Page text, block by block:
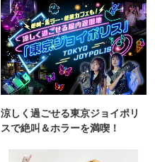
涼しく過ごせる東京ジョイポリ
スで絶叫＆ホラーを満喫！